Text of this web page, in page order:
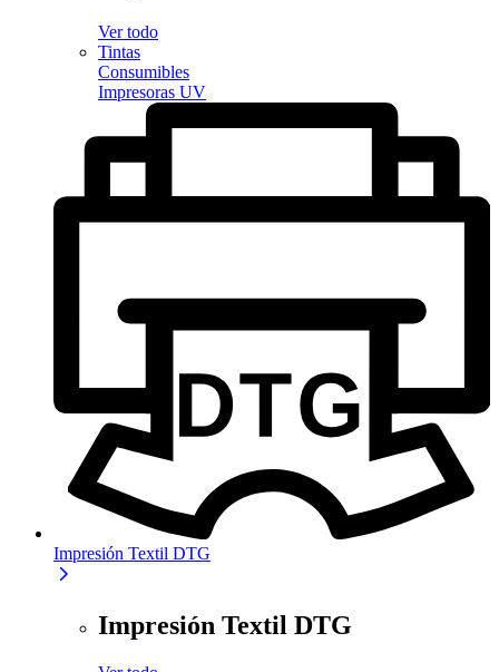
Ver todo
Tintas
Consumibles
Impresoras UV
Impresión Textil DTG
Impresión Textil DTG